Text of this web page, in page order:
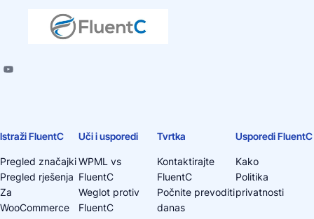
Istraži FluentC
Pregled značajki
Pregled rješenja
Za
WooCommerce
Uči i usporedi
WPML vs
FluentC
Weglot protiv
FluentC
Tvrtka
Kontaktirajte
FluentC
Počnite prevoditi
danas
Usporedi FluentC
Kako
Politika
privatnosti